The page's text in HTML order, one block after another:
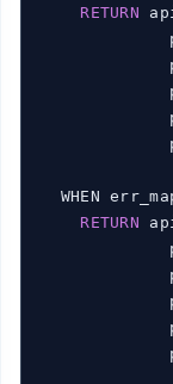
RETURN
WHEN
RETURN